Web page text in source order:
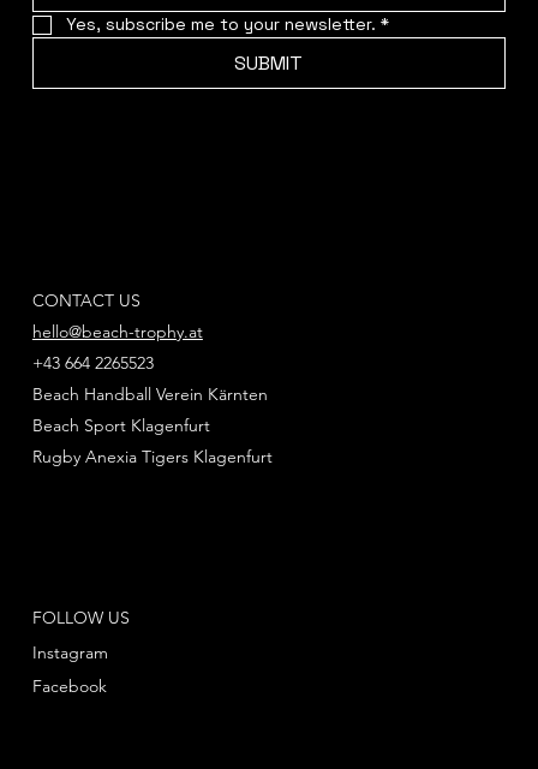
Yes, subscribe me to your newsletter. *
SUBMIT
CONTACT US
hello@beach-trophy.at
+43 664 2265523
Rugby Anexia Tigers Klagenfurt
Beach Handball Verein Kärnten
Beach Sport Klagenfurt
FOLLOW US
Instagram
Facebook